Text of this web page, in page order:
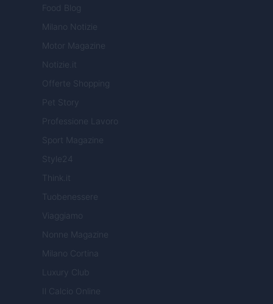
Food Blog
Milano Notizie
Motor Magazine
Notizie.it
Offerte Shopping
Pet Story
Professione Lavoro
Sport Magazine
Style24
Think.it
Tuobenessere
Viaggiamo
Nonne Magazine
Milano Cortina
Luxury Club
Il Calcio Online